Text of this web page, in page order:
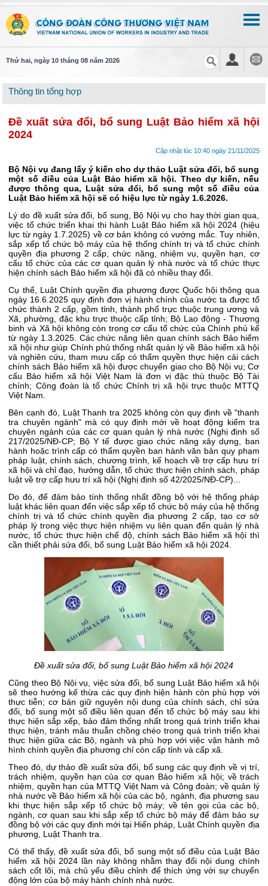
Thứ hai, ngày 10 tháng 08 năm 2026
Thông tin tổng hợp
Đề xuất sửa đổi, bổ sung Luật Bảo hiểm xã hội
2024
Cập nhật lúc 10:40 ngày 21/11/2025
Bộ Nội vụ đang lấy ý kiến cho dự thảo Luật sửa đổi, bổ sung
một số điều của Luật Bảo hiểm xã hội. Theo dự kiến, nếu
được thông qua, Luật sửa đổi, bổ sung một số điều của
Luật Bảo hiểm xã hội sẽ có hiệu lực từ ngày 1.6.2026.
Lý do đề xuất sửa đổi, bổ sung, Bộ Nội vụ cho hay thời gian qua,
việc tổ chức triển khai thi hành Luật Bảo hiểm xã hội 2024 (hiệu
lực từ ngày 1.7.2025) về cơ bản không có vướng mắc. Tuy nhiên,
sắp xếp tổ chức bộ máy của hệ thống chính trị và tổ chức chính
quyền địa phương 2 cấp, chức năng, nhiệm vụ, quyền hạn, cơ
cấu tổ chức của các cơ quan quản lý nhà nước và tổ chức thực
hiện chính sách Bảo hiểm xã hội đã có nhiều thay đổi.
Cụ thể, Luật Chính quyền địa phương được Quốc hội thông qua
ngày 16.6.2025 quy định đơn vị hành chính của nước ta được tổ
chức thành 2 cấp, gồm tỉnh, thành phố trực thuộc trung ương và
Xã, phường, đặc khu trực thuộc cấp tỉnh; Bộ Lao động - Thương
binh và Xã hội không còn trong cơ cấu tổ chức của Chính phủ kể
từ ngày 1.3.2025. Các chức năng liên quan chính sách Bảo hiểm
xã hội như giúp Chính phủ thống nhất quản lý về Bảo hiểm xã hội
và nghiên cứu, tham mưu cấp có thẩm quyền thực hiện cải cách
chính sách Bảo hiểm xã hội được chuyển giao cho Bộ Nội vụ; Cơ
cấu Bảo hiểm xã hội Việt Nam là đơn vị đặc thù thuộc Bộ Tài
chính; Công đoàn là tổ chức Chính trị xã hội trực thuộc MTTQ
Việt Nam.
Bên cạnh đó, Luật Thanh tra 2025 không còn quy định về "thanh
tra chuyên ngành" mà có quy định mới về hoạt động kiểm tra
chuyên ngành của các cơ quan quản lý nhà nước (Nghị định số
217/2025/NĐ-CP; Bộ Y tế được giao chức năng xây dựng, ban
hành hoặc trình cấp có thẩm quyền ban hành văn bản quy phạm
pháp luật, chính sách, chương trình, kế hoạch về trợ cấp hưu trí
xã hội và chỉ đạo, hướng dẫn, tổ chức thực hiện chính sách, pháp
luật về trợ cấp hưu trí xã hội (Nghị định số 42/2025/NĐ-CP)...
Do đó, để đảm bảo tính thống nhất đồng bộ với hệ thống pháp
luật khác liên quan đến việc sắp xếp tổ chức bộ máy của hệ thống
chính trị và tổ chức chính quyền địa phương 2 cấp, tạo cơ sở
pháp lý trong việc thực hiện nhiệm vụ liên quan đến quản lý nhà
nước, tổ chức thực hiện chế độ, chính sách Bảo hiểm xã hội thì
cần thiết phải sửa đổi, bổ sung Luật Bảo hiểm xã hội 2024.
Đề xuất sửa đổi, bổ sung Luật Bảo hiểm xã hội 2024
Cũng theo Bộ Nội vụ, việc sửa đổi, bổ sung Luật Bảo hiểm xã hội
sẽ theo hướng kế thừa các quy định hiện hành còn phù hợp với
thực tiễn; cơ bản giữ nguyên nội dung của chính sách, chỉ sửa
đổi, bổ sung một số điều liên quan đến tổ chức bộ máy sau khi
thực hiện sắp xếp, bảo đảm thống nhất trong quá trình triển khai
thực hiện, tránh mâu thuẫn chồng chéo trong quá trình triển khai
thực hiện giữa các Bộ, ngành và phù hợp với việc vận hành mô
hình chính quyền địa phương chỉ còn cấp tỉnh và cấp xã.
Theo đó, dự thảo đề xuất sửa đổi, bổ sung các quy định về vị trí,
trách nhiệm, quyền hạn của cơ quan Bảo hiểm xã hội; về trách
nhiệm, quyền hạn của MTTQ Việt Nam và Công đoàn; về quản lý
nhà nước về Bảo hiểm xã hội của các bộ, ngành, địa phương sau
khi thực hiện sắp xếp tổ chức bộ máy; về tên gọi của các bộ,
ngành, cơ quan sau khi sắp xếp tổ chức bộ máy để đảm bảo sự
đồng bộ với các quy định mới tại Hiến pháp, Luật Chính quyền địa
phương, Luật Thanh tra.
Có thể thấy, đề xuất sửa đổi, bổ sung một số điều của Luật Bảo
hiểm xã hội 2024 lần này không nhằm thay đổi nội dung chính
sách cốt lõi, mà chủ yếu điều chỉnh để thích ứng với sự chuyển
động lớn của bộ máy hành chính nhà nước.